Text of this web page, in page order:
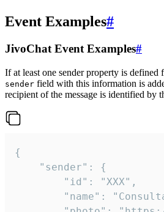
Event Examples#
JivoChat Event Examples#
If at least one sender property is defined
sender field with this information is
recipient of the message is identified by
{